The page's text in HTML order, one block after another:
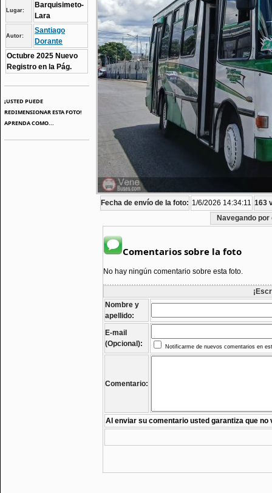
Lugar:
Barquisimeto-
Lara
Autor:
Santiago
Dorante
Octubre 2025 Nuevo
Registro en la Pág.
¡USTED PUEDE
REDIMENSIONAR ESTA FOTO!
APRENDA COMO...
Fecha de envío de la foto: 1/6/2026 14:34:11 163
Navegando
Comentarios sobre la foto
No hay ningún comentario sobre esta foto.
Nombre y
apellido:
E-mail
(Opcional):
Notificarme de nuevos comentarios en
Comentario:
Al enviar su comentario usted garantiza que no